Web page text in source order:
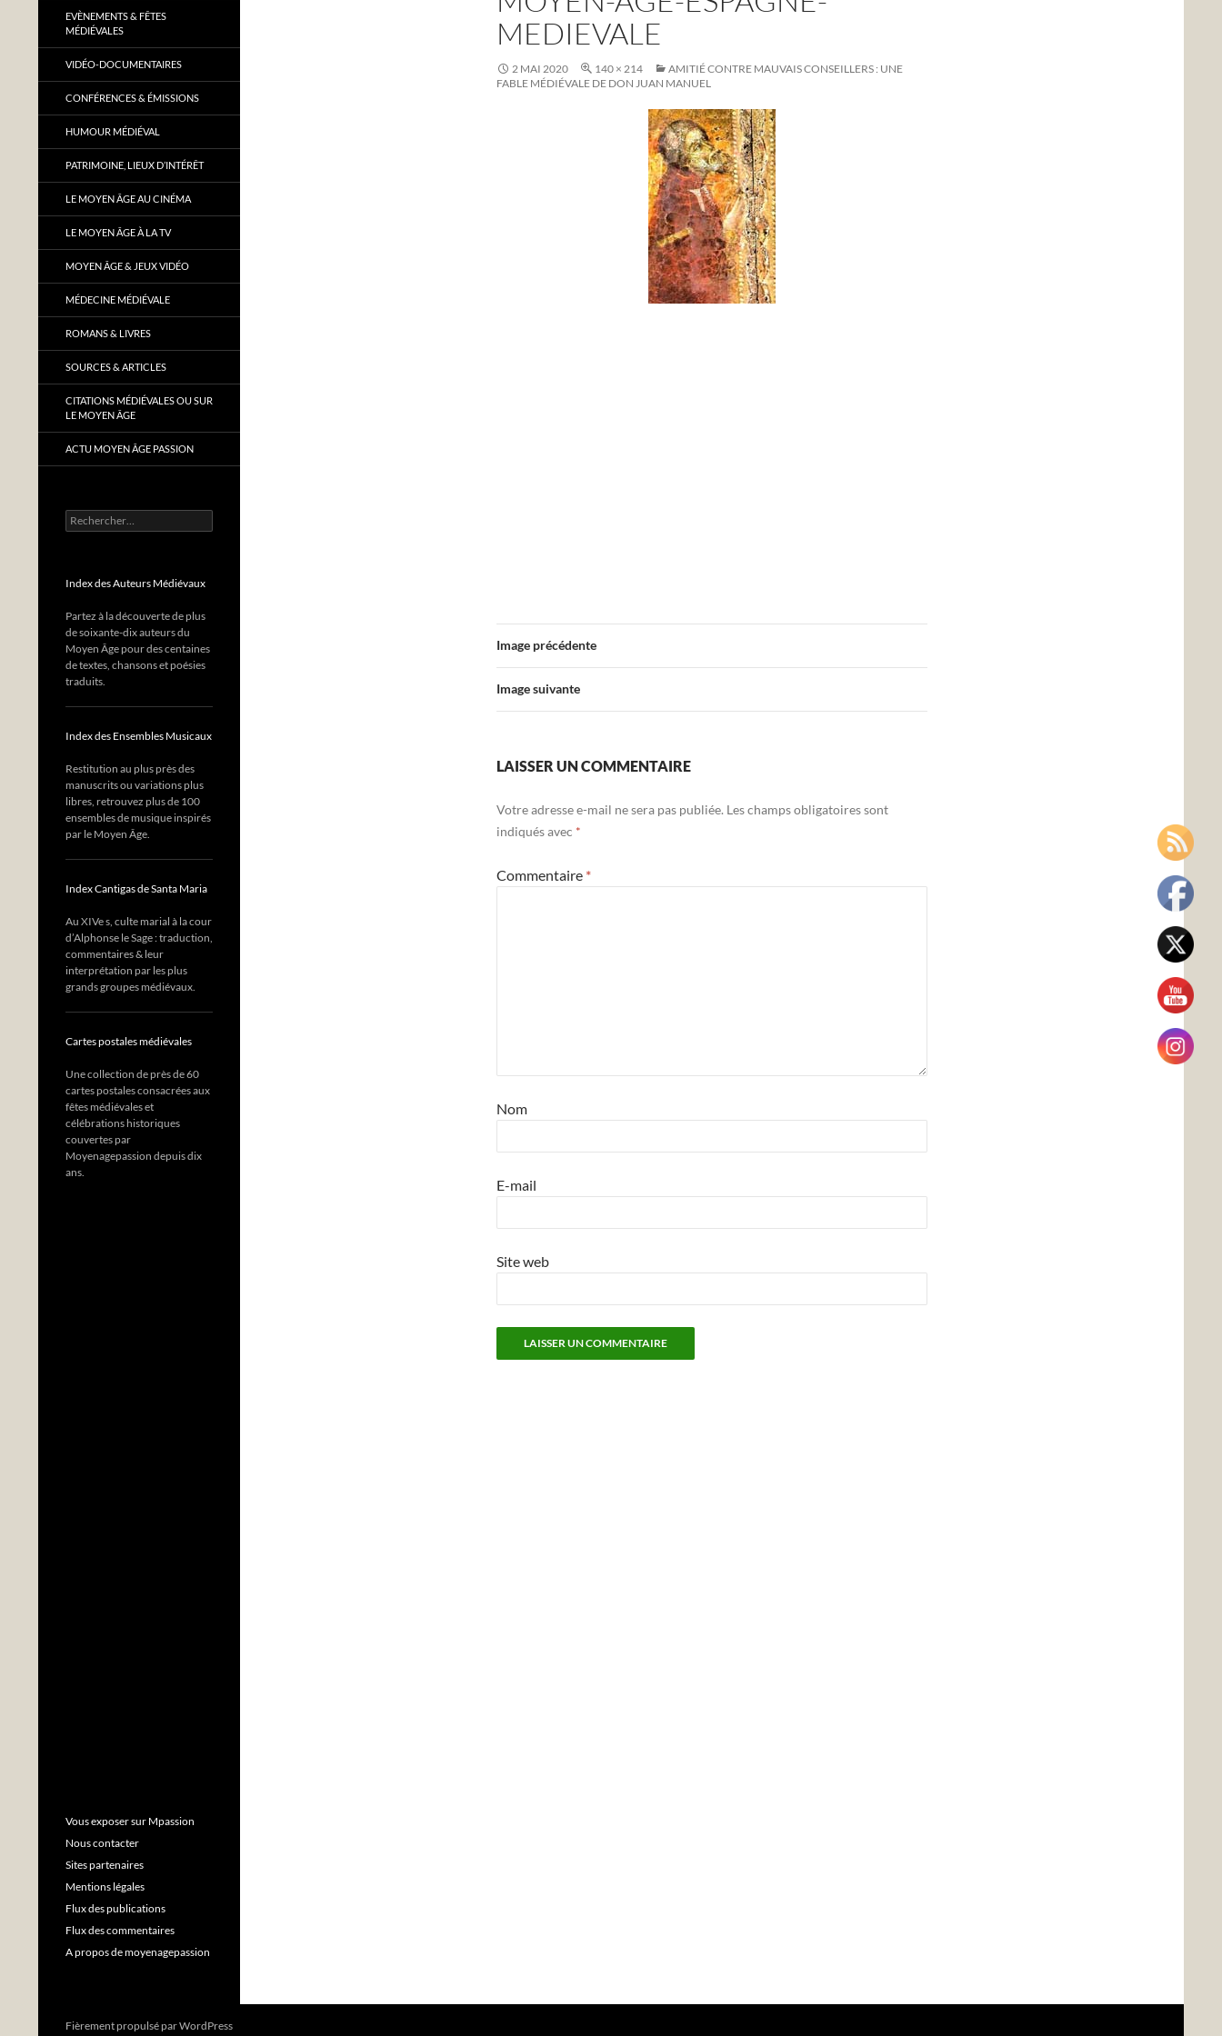
MEDIEVALE
2 MAI 2020 140 × 214
AMITIÉ CONTRE MAUVAIS CONSEILLERS : UNE
FABLE MÉDIÉVALE DE DON JUAN MANUEL
Image précédente
Image suivante
LAISSER UN COMMENTAIRE
Votre adresse e-mail ne sera pas publiée. Les champs obligatoires sont
indiqués avec *
Commentaire *
Nom
E-mail
Site web
EVÈNEMENTS & FÊTES
MÉDIÉVALES
VIDÉO-DOCUMENTAIRES
CONFÉRENCES & ÉMISSIONS
HUMOUR MÉDIÉVAL
PATRIMOINE, LIEUX D’INTÉRÊT
LE MOYEN ÂGE AU CINÉMA
LE MOYEN ÂGE À LA TV
MOYEN ÂGE & JEUX VIDÉO
MÉDECINE MÉDIÉVALE
ROMANS & LIVRES
SOURCES & ARTICLES
CITATIONS MÉDIÉVALES OU SUR
LE MOYEN ÂGE
ACTU MOYEN ÂGE PASSION
Rechercher :
Index des Auteurs Médiévaux
Partez à la découverte de plus
de soixante-dix auteurs du
Moyen Âge pour des centaines
de textes, chansons et poésies
traduits.
Index des Ensembles Musicaux
Restitution au plus près des
manuscrits ou variations plus
libres, retrouvez plus de 100
ensembles de musique inspirés
par le Moyen Âge.
Index Cantigas de Santa Maria
Au XIVe s, culte marial à la cour
d’Alphonse le Sage : traduction,
commentaires & leur
interprétation par les plus
grands groupes médiévaux.
Cartes postales médiévales
Une collection de près de 60
cartes postales consacrées aux
fêtes médiévales et
célébrations historiques
couvertes par
Moyenagepassion depuis dix
ans.
Vous exposer sur Mpassion
Nous contacter
Sites partenaires
Mentions légales
Flux des publications
Flux des commentaires
A propos de moyenagepassion
Fièrement propulsé par WordPress